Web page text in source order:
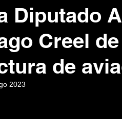
FSTSE CINE
Diputado
Creel
de
2023
de 5 estrellas.